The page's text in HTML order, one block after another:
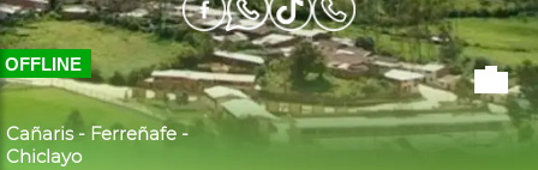
OFFLINE
Radio Quina
Cañaris - Ferreñafe -
Chiclayo